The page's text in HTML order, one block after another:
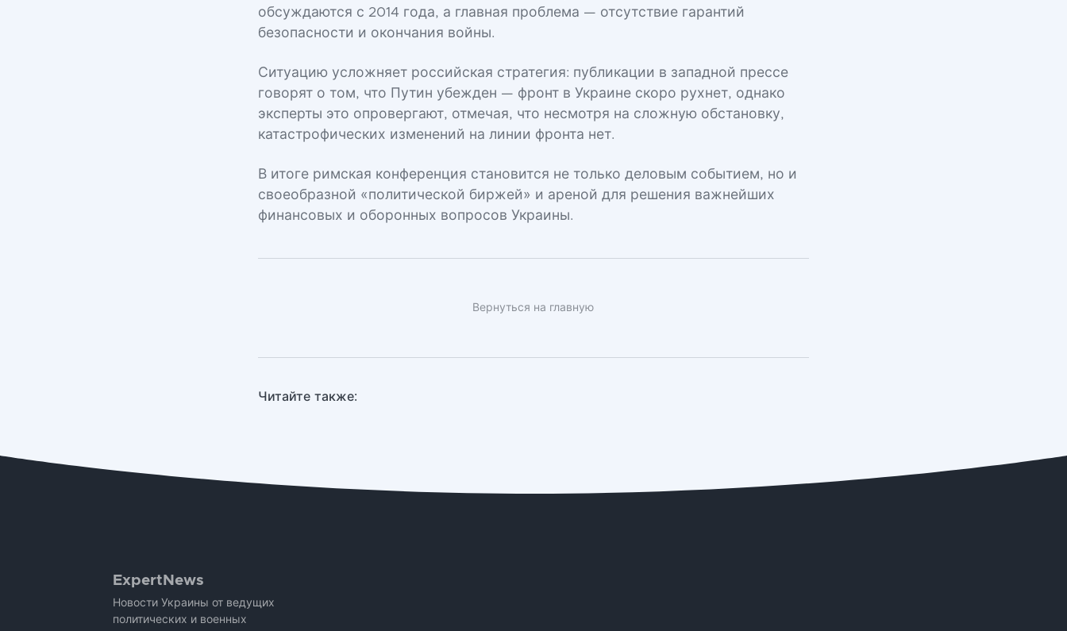
обсуждаются с 2014 года, а главная проблема — отсутствие гарантий
безопасности и окончания войны.
Ситуацию усложняет российская стратегия: публикации в западной прессе
говорят о том, что Путин убежден — фронт в Украине скоро рухнет, однако
эксперты это опровергают, отмечая, что несмотря на сложную обстановку,
катастрофических изменений на линии фронта нет.
В итоге римская конференция становится не только деловым событием, но и
своеобразной «политической биржей» и ареной для решения важнейших
финансовых и оборонных вопросов Украины.
Вернуться на главную
Читайте также:
ExpertNews
Новости Украины от ведущих
политических и военных